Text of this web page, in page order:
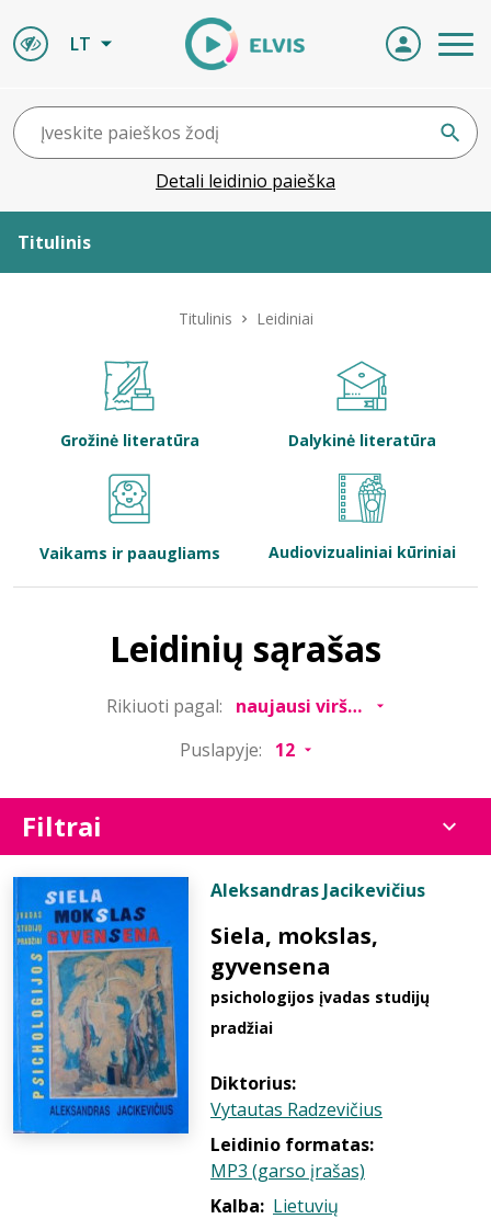
LT
Detali leidinio paieška
Titulinis
Bibliotekoms
Titulinis Leidiniai
Grožinė literatūra Dalykinė literatūra
Vaikams ir paaugliams Audiovizualiniai kūriniai
Leidinių sąrašas
Rikiuoti pagal:
Puslapyje:
Filtrai
Aleksandras Jacikevičius
Siela, mokslas,
gyvensena
psichologijos įvadas studijų
pradžiai
Diktorius:
Vytautas Radzevičius
Leidinio formatas:
MP3 (garso įrašas)
Kalba: Lietuvių